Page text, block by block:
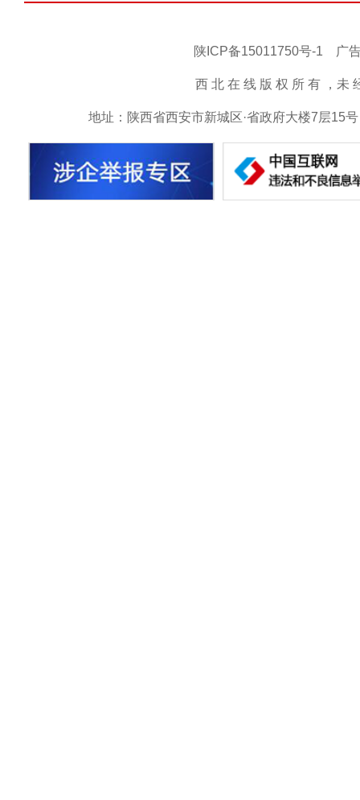
陕ICP备15011750号-1 广
西 北 在 线 版 权 所 有 ，未
地址：陕西省西安市新城区·省政府大楼7层